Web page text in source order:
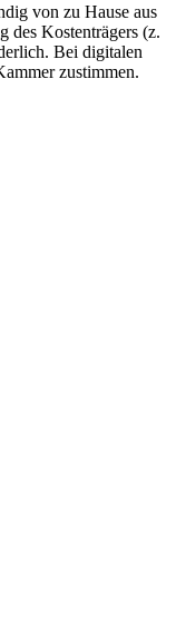
von zu Hause aus
des Kostenträgers (z.
Bei digitalen
zustimmen.